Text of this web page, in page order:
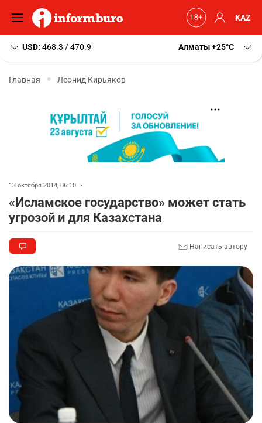
KAZ
USD: 468.3 / 470.9 Алматы+25 C
Главная Леонид Кирьяков
13 октября 2014, 06:10 •
«Исламское государство» может стать
угрозой и для Казахстана
Написать автору